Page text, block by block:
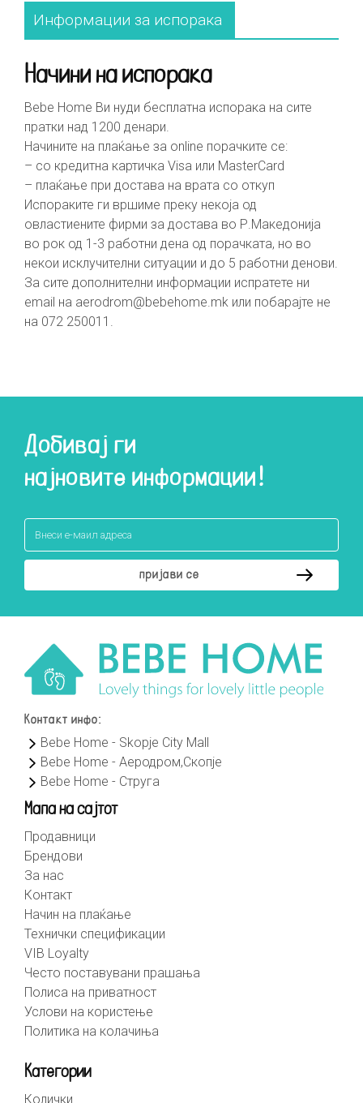
Информации за испорака
Начини на испорака
Bebe Home Ви нуди бесплатна испорака на сите
пратки над 1200 денари.
Начините на плаќање за online порачките се:
– со кредитна картичка Visa или MasterCard
– плаќање при достава на врата со откуп
Испораките ги вршиме преку некоја од
овластиените фирми за достава во Р.Македонија
во рок од 1-3 работни дена од порачката, но во
некои исклучителни ситуации и до 5 работни денови.
За сите дополнителни информации испратете ни
email на aerodrom@bebehome.mk или побарајте не
на 072 250011.
Добивај ги
најновите информации!
Контакт инфо:
Bebe Home - Skopje City Mall
Bebe Home - Аеродром,Скопје
Bebe Home - Струга
Мапа на сајтот
Продавници
Брендови
За нас
Контакт
Начин на плаќање
Технички спецификации
VIB Loyalty
Често поставувани прашања
Полиса на приватност
Услови на користење
Политика на колачиња
Категории
Колички